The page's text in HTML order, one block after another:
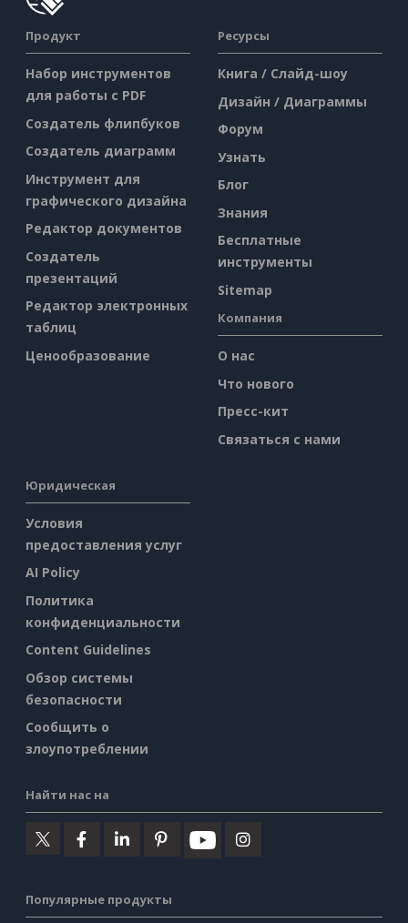
Продукт
Набор инструментов
для работы с PDF
Создатель флипбуков
Создатель диаграмм
Инструмент для
графического дизайна
Редактор документов
Создатель
презентаций
Редактор электронных
таблиц
Ценообразование
Ресурсы
Книга / Слайд-шоу
Дизайн / Диаграммы
Форум
Узнать
Блог
Знания
Бесплатные
инструменты
Sitemap
Компания
О нас
Что нового
Пресс-кит
Связаться с нами
Юридическая
Условия
предоставления услуг
AI Policy
Политика
конфиденциальности
Content Guidelines
Обзор системы
безопасности
Сообщить о
злоупотреблении
Найти нас на
Популярные продукты